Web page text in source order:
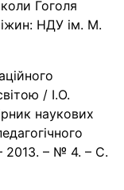
Гоголя
НДУ ім. М.
/ І.О.
наукових
2013. – № 4. – С.